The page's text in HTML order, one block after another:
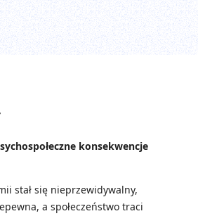
konsekwencje
stał się nieprzewidywalny,
a społeczeństwo traci